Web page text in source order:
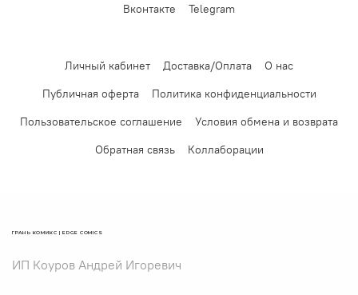
Вконтакте Telegram
Личный кабинет Доставка/Оплата
О нас
Публичная оферта
Политика конфиденциальности
Пользовательское соглашение
Условия обмена и возврата
Обратная связь
Коллаборации
ГРАНЬ КОМИКС | EDGE COMICS
ИП Коуров Андрей Игоревич